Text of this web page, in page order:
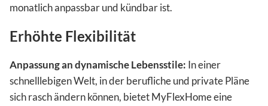
monatlich anpassbar und kündbar ist.
Erhöhte Flexibilität
Anpassung an dynamische Lebensstile: In einer
schnelllebigen Welt, in der berufliche und private Pläne
sich rasch ändern können, bietet MyFlexHome eine